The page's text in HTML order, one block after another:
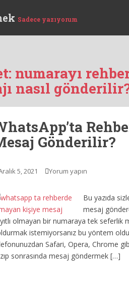
Sadece yazıyorum
numarayı
nasıl
Gönderilir?
5, 2021 Yorum yapın
Bu yazıda
mesaj
olmayan bir numaraya tek
istemiyorsanız bu yöntem
Safari, Opera, Chrome
sonrasında mesaj göndermek […]